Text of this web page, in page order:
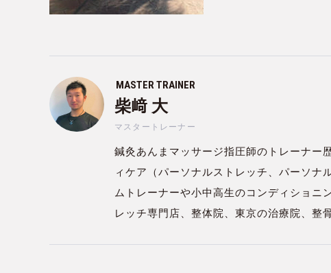
MASTER TRAINER
柴﨑 大
マスタートレーナー
鍼灸あんまマッサージ指圧師のトレーナー
ィケア（パーソナルストレッチ、パーソナ
ムトレーナーや小中高生のコンディショニ
レッチ専門店、整体院、東京の治療院、整